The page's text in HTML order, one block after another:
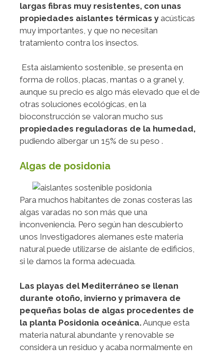
largas fibras muy resistentes, con unas
propiedades aislantes térmicas y acústicas
muy importantes, y que no necesitan
tratamiento contra los insectos.
Esta aislamiento sostenible, se presenta en
forma de rollos, placas, mantas o a granel y,
aunque su precio es algo más elevado que el de
otras soluciones ecológicas, en la
bioconstrucción se valoran mucho sus
propiedades reguladoras de la humedad,
pudiendo albergar un 15% de su peso .
Algas de posidonia
Para muchos habitantes de zonas costeras las
algas varadas no son más que una
inconveniencia. Pero según han descubierto
unos Investigadores alemanes este materia
natural puede utilizarse de aislante de edificios,
si le damos la forma adecuada.
Las playas del Mediterráneo se llenan
durante otoño, invierno y primavera de
pequeñas bolas de algas procedentes de
la planta Posidonia oceánica.Aunque esta
materia natural abundante y renovable se
considera un residuo y acaba normalmente en